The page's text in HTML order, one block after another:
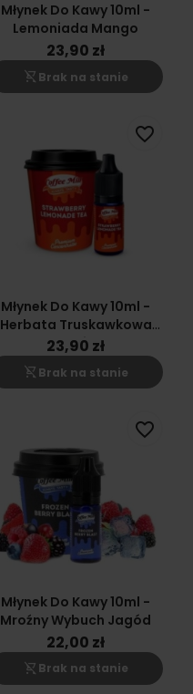
Młynek Do Kawy 10ml -
Lemoniada Mango
23,90 zł
shopping_cart_off Brak na stanie
Młynek Do Kawy 10ml -
Herbata Truskawkowa
Lemoniada
23,90 zł
shopping_cart_off Brak na stanie
favorite_border
Młynek Do Kawy 10ml -
Mroźny Wybuch Jagód
22,00 zł
shopping_cart_off Brak na stanie
favorite_border